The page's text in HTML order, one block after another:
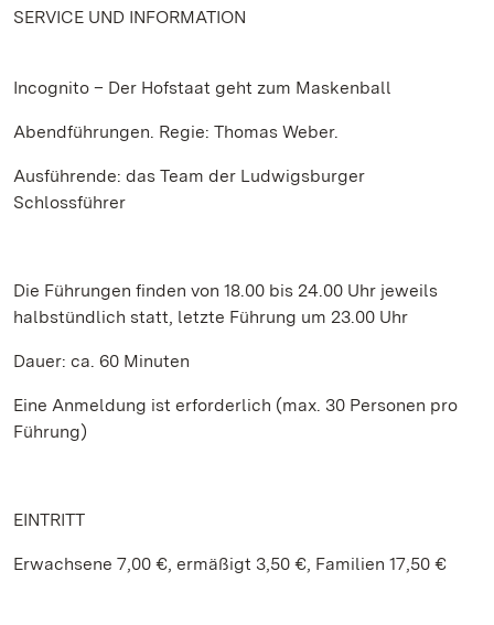
SERVICE UND INFORMATION
Incognito – Der Hofstaat geht zum Maskenball
Abendführungen. Regie: Thomas Weber.
Ausführende: das Team der Ludwigsburger
Schlossführer
Die Führungen finden von 18.00 bis 24.00 Uhr jeweils
halbstündlich statt, letzte Führung um 23.00 Uhr
Dauer: ca. 60 Minuten
Eine Anmeldung ist erforderlich (max. 30 Personen pro
Führung)
EINTRITT
Erwachsene 7,00 €, ermäßigt 3,50 €, Familien 17,50 €